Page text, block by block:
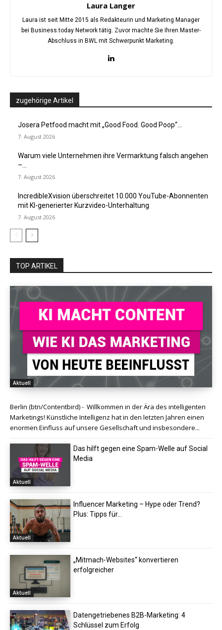
Laura Langer
Laura ist seit Mitte 2015 als Redakteurin und Marketing Manager
bei Business.today Network tätig. Zuvor machte Sie Ihren Master-
Abschluss in BWL mit Schwerpunkt Marketing.
zugehörige Artikel
Josera Petfood macht mit „Good Food. Good Poop“...
7. August 2026
Warum viele Unternehmen ihre Vermarktung falsch angehen
–...
7. August 2026
IncredibleXvision überschreitet 10.000 YouTube-Abonnenten
mit KI-generierter Kurzvideo-Unterhaltung
7. August 2026
TOP ARTIKEL
Aktuell
Berlin (btn/Contentbird) - Willkommen in der Ära des intelligenten
Marketings! Künstliche Intelligenz hat in den letzten Jahren einen
enormen Einfluss auf unsere Gesellschaft und insbesondere...
Aktuell
Das hilft gegen eine Spam-Welle auf Social
Media
Aktuell
Influencer Marketing – Hype oder Trend?
Plus: Tipps für...
Aktuell
„Mitmach-Websites“ konvertieren
erfolgreicher
Datengetriebenes B2B-Marketing: 4
Schlüssel zum Erfolg